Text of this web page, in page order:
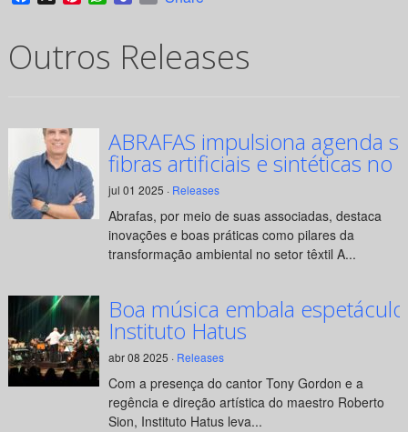
Outros Releases
ABRAFAS impulsiona agenda
fibras artificiais e sintéticas no
jul 01 2025 · Releases
Abrafas, por meio de suas associadas, destaca
inovações e boas práticas como pilares da
transformação ambiental no setor têxtil A...
Boa música embala
Instituto Hatus
abr 08 2025 · Releases
Com a presença do cantor Tony Gordon e a
regência e direção artística do maestro Roberto
Sion, Instituto Hatus leva...